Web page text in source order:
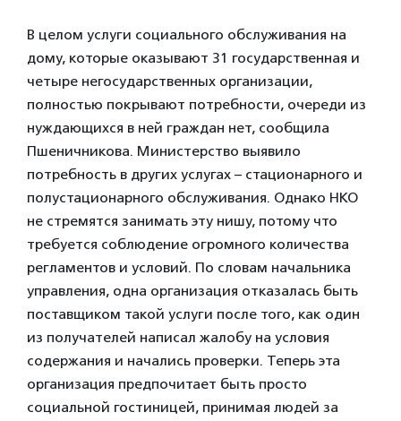
В целом услуги социального обслуживания на
дому, которые оказывают 31 государственная и
четыре негосударственных организации,
полностью покрывают потребности, очереди из
нуждающихся в ней граждан нет, сообщила
Пшеничникова. Министерство выявило
потребность в других услугах – стационарного и
полустационарного обслуживания. Однако НКО
не стремятся занимать эту нишу, потому что
требуется соблюдение огромного количества
регламентов и условий. По словам начальника
управления, одна организация отказалась быть
поставщиком такой услуги после того, как один
из получателей написал жалобу на условия
содержания и начались проверки. Теперь эта
организация предпочитает быть просто
социальной гостиницей, принимая людей за